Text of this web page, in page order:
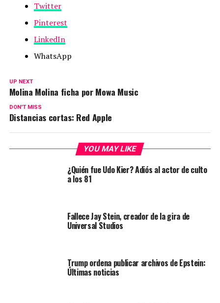
Twitter
Pinterest
LinkedIn
WhatsApp
UP NEXT
Molina Molina ficha por Mowa Music
DON'T MISS
Distancias cortas: Red Apple
YOU MAY LIKE
¿Quién fue Udo Kier? Adiós al actor de culto
a los 81
Fallece Jay Stein, creador de la gira de
Universal Studios
Trump ordena publicar archivos de Epstein:
Últimas noticias